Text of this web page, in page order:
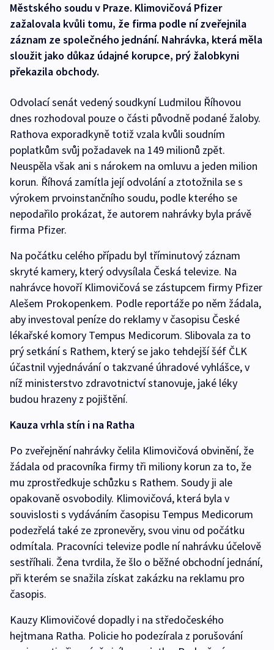
Městského soudu v Praze. Klimovičová Pfizer
zažalovala kvůli tomu, že firma podle ní zveřejnila
záznam ze společného jednání. Nahrávka, která měla
sloužit jako důkaz údajné korupce, prý žalobkyni
překazila obchody.
Odvolací senát vedený soudkyní Ludmilou Říhovou
dnes rozhodoval pouze o části původně podané žaloby.
Rathova exporadkyně totiž vzala kvůli soudním
poplatkům svůj požadavek na 149 milionů zpět.
Neuspěla však ani s nárokem na omluvu a jeden milion
korun. Říhová zamítla její odvolání a ztotožnila se s
výrokem prvoinstančního soudu, podle kterého se
nepodařilo prokázat, že autorem nahrávky byla právě
firma Pfizer.
Na počátku celého případu byl tříminutový záznam
skryté kamery, který odvysílala Česká televize. Na
nahrávce hovoří Klimovičová se zástupcem firmy Pfizer
Alešem Prokopenkem. Podle reportáže po něm žádala,
aby investoval peníze do reklamy v časopisu České
lékařské komory Tempus Medicorum. Slibovala za to
prý setkání s Rathem, který se jako tehdejší šéf ČLK
účastnil vyjednávání o takzvané úhradové vyhlášce, v
níž ministerstvo zdravotnictví stanovuje, jaké léky
budou hrazeny z pojištění.
Kauza vrhla stín i na Ratha
Po zveřejnění nahrávky čelila Klimovičová obvinění, že
žádala od pracovníka firmy tři miliony korun za to, že
mu zprostředkuje schůzku s Rathem. Soudy ji ale
opakovaně osvobodily. Klimovičová, která byla v
souvislosti s vydáváním časopisu Tempus Medicorum
podezřelá také ze zpronevěry, svou vinu od počátku
odmítala. Pracovníci televize podle ní nahrávku účelově
sestříhali. Žena tvrdila, že šlo o běžné obchodní jednání,
při kterém se snažila získat zakázku na reklamu pro
časopis.
Kauzy Klimovičové dopadly i na středočeského
hejtmana Ratha. Policie ho podezírala z porušování